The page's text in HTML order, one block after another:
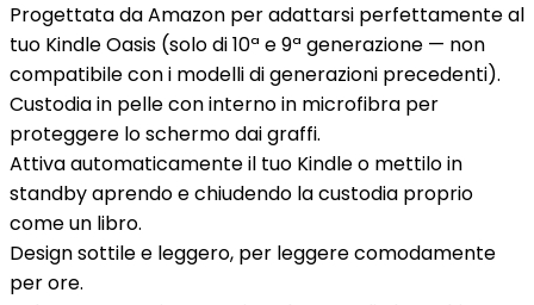
Progettata da Amazon per adattarsi perfettamente al
tuo Kindle Oasis (solo di 10ª e 9ª generazione — non
compatibile con i modelli di generazioni precedenti).
Custodia in pelle con interno in microfibra per
proteggere lo schermo dai graffi.
Attiva automaticamente il tuo Kindle o mettilo in
standby aprendo e chiudendo la custodia proprio
come un libro.
Design sottile e leggero, per leggere comodamente
per ore.